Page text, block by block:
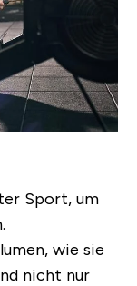
Sport, um
wie sie
nicht nur